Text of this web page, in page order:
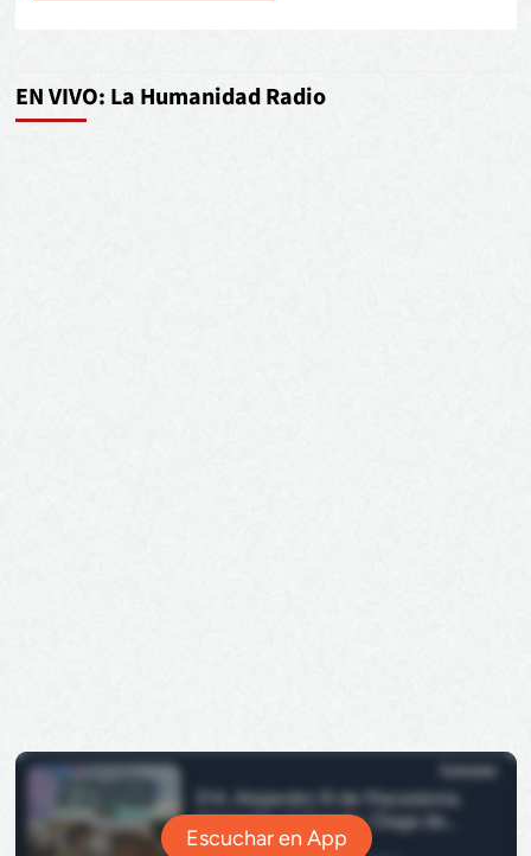
EN VIVO: La Humanidad Radio